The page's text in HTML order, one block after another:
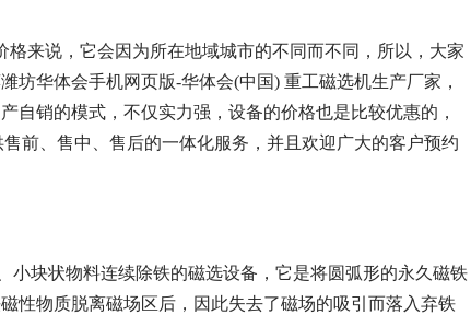
来说，它会因为所在地域城市的不同而不同，所以，大家
华体会手机网页版-华体会(中国) 重工磁选机生产厂家，
自销的模式，不仅实力强，设备的价格也是比较优惠的，
前、售中、售后的一体化服务，并且欢迎广大的客户预约
小块状物料连续除铁的磁选设备，它是将圆弧形的永久磁铁
性物质脱离磁场区后，因此失去了磁场的吸引而落入弃铁